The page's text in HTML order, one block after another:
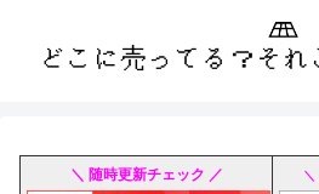
＼ 随時更新チェック ／ ＼